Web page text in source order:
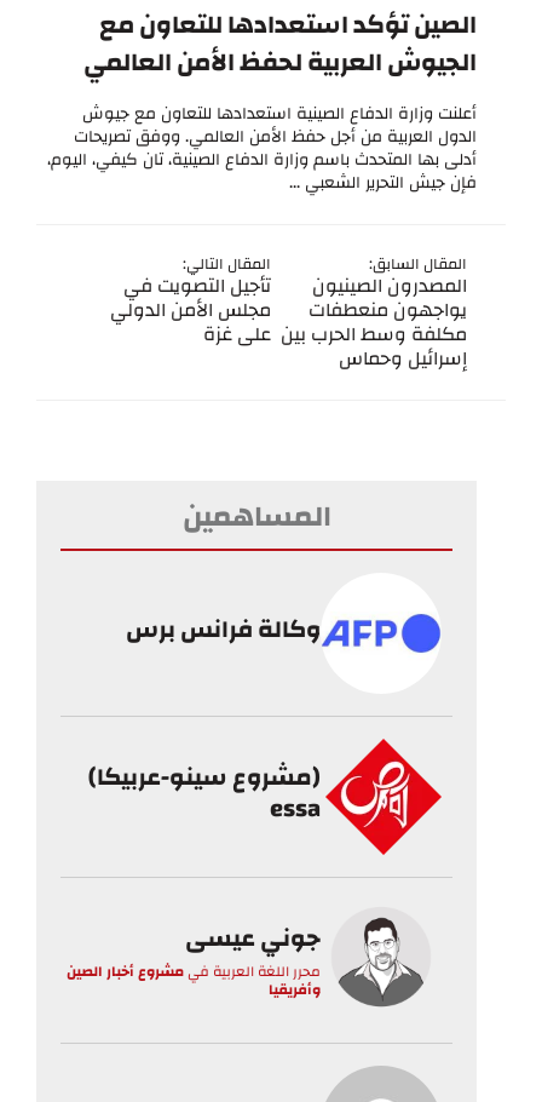
الصين تؤكد استعدادها للتعاون مع
الجيوش العربية لحفظ الأمن العالمي
أعلنت وزارة الدفاع الصينية استعدادها للتعاون مع جيوش
الدول العربية من أجل حفظ الأمن العالمي. ووفق تصريحات
أدلى بها المتحدث باسم وزارة الدفاع الصينية، تان كيفي، اليوم،
فإن جيش التحرير الشعبي ...
المقال السابق:
المصدرون الصينيون
يواجهون منعطفات
مكلفة وسط الحرب بين
إسرائيل وحماس
المقال التالي:
تأجيل التصويت في
مجلس الأمن الدولي
على غزة
المساهمين
وكالة فرانس برس
(مشروع سينو-عربيكا)
essa
جوني عيسى
محرر اللغة العربية فيمشروع أخبار الصين
وأفريقيا